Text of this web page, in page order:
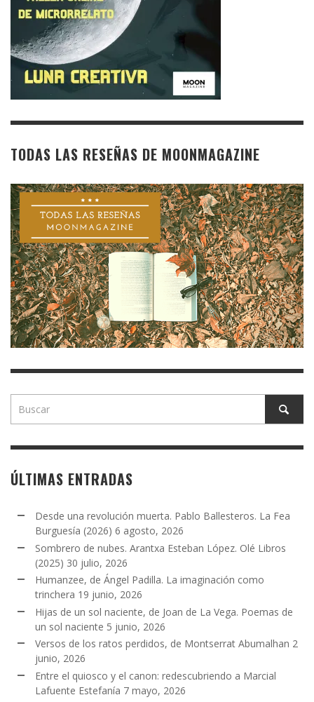
TODAS LAS RESEÑAS DE MOONMAGAZINE
ÚLTIMAS ENTRADAS
Desde una revolución muerta. Pablo Ballesteros. La Fea
Burguesía (2026) 6 agosto, 2026
Sombrero de nubes. Arantxa Esteban López. Olé Libros
(2025) 30 julio, 2026
Humanzee, de Ángel Padilla. La imaginación como
trinchera 19 junio, 2026
Hijas de un sol naciente, de Joan de La Vega. Poemas de
un sol naciente 5 junio, 2026
Versos de los ratos perdidos, de Montserrat Abumalhan 2
junio, 2026
Entre el quiosco y el canon: redescubriendo a Marcial
Lafuente Estefanía 7 mayo, 2026